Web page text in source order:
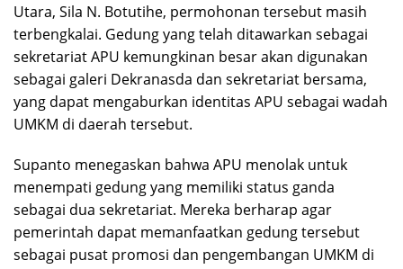
Utara, Sila N. Botutihe, permohonan tersebut masih
terbengkalai. Gedung yang telah ditawarkan sebagai
sekretariat APU kemungkinan besar akan digunakan
sebagai galeri Dekranasda dan sekretariat bersama,
yang dapat mengaburkan identitas APU sebagai wadah
UMKM di daerah tersebut.
Supanto menegaskan bahwa APU menolak untuk
menempati gedung yang memiliki status ganda
sebagai dua sekretariat. Mereka berharap agar
pemerintah dapat memanfaatkan gedung tersebut
sebagai pusat promosi dan pengembangan UMKM di